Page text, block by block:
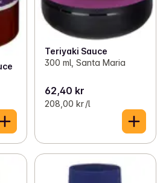
Teriyaki Sauce
300 ml, Santa Maria
62,40 kr
208,00 kr /l